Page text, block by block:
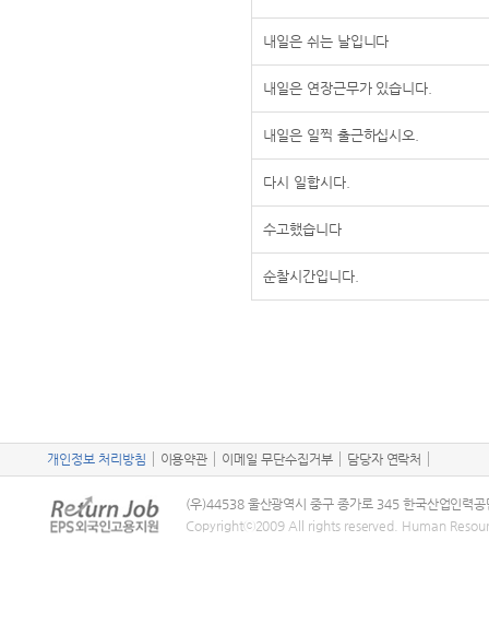
내일은 쉬는 날입니다
내일은 연장근무가 있습니다.
내일은 일찍 출근하십시오.
다시 일합시다.
수고했습니다
순찰시간입니다.
개인정보 처리방침 이용약관 이메일 무단수집거부 담당자 연락처
(우)44538 울산광역시 중구 종가로 345 한국산업인력공
Copyrightⓒ2009 All rights reserved. Human